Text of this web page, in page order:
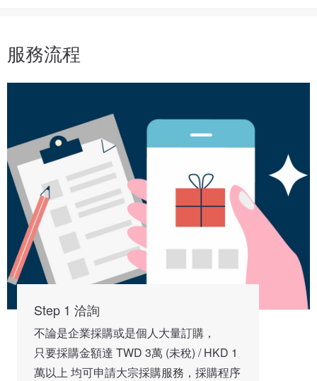
服務流程
Step 1 洽詢
不論是企業採購或是個人大量訂購，
只要採購金額達 TWD 3萬 (未稅) / HKD 1
萬以上 均可申請大宗採購服務，採購程序